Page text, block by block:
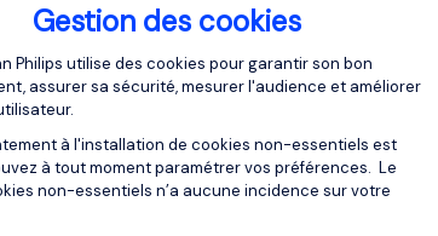
Gestion des cookies
de Gestion du
Philips utilise des cookies pour garantir son bon
assurer sa sécurité, mesurer l'audience et améliorer
à l'installation de cookies non-essentiels est
à tout moment paramétrer vos préférences. Le
non-essentiels n’a aucune incidence sur votre